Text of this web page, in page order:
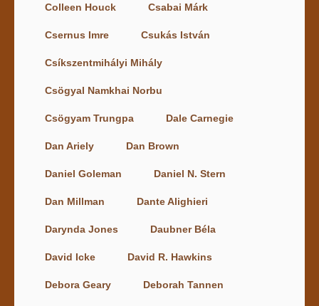
Colleen Houck Csabai Márk
Csernus Imre Csukás István
Csíkszentmihályi Mihály
Csögyal Namkhai Norbu
Csögyam Trungpa Dale Carnegie
Dan Ariely Dan Brown
Daniel Goleman Daniel N. Stern
Dan Millman Dante Alighieri
Darynda Jones Daubner Béla
David Icke David R. Hawkins
Debora Geary Deborah Tannen